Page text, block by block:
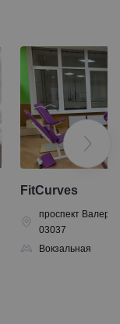
FitCurves
проспект
03037
Вокзальная